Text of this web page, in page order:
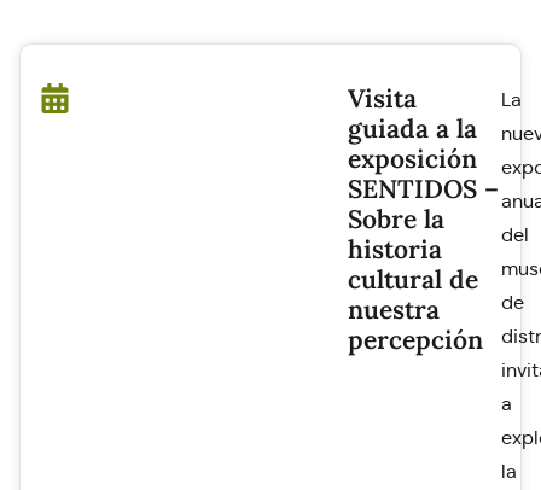
Visita
guiada a la
exposición
SENTIDOS –
Sobre la
historia
cultural de
nuestra
percepción
La
del
de
a
la